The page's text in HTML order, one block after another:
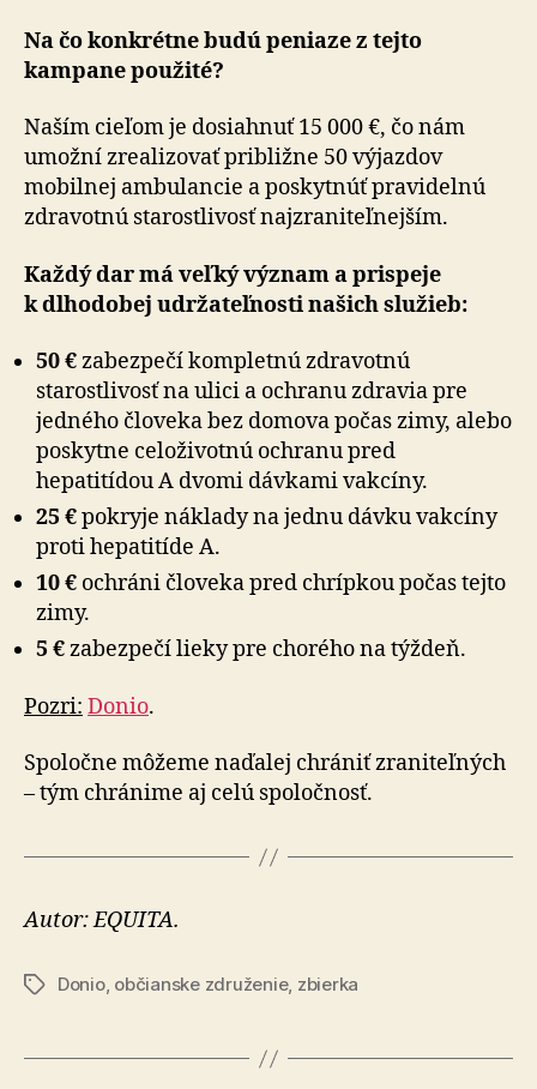
Na čo konkrétne budú peniaze z tejto
kampane použité?
Naším cieľom je dosiahnuť 15 000 €, čo nám
umožní zrealizovať približne 50 výjazdov
mobilnej ambulancie a poskytnúť pravidelnú
zdravotnú starostlivosť naj­zra­ni­teľ­nej­ším.
Každý dar má veľký význam a prispeje
k dlhodobej udržateľnosti našich služieb:
50 €zabezpečí kompletnú zdravotnú
starostlivosť na ulici a ochranu zdravia pre
jedného človeka bez domova počas zimy, alebo
poskytne celoživotnú ochranu pred
hepatitídou A dvomi dávkami vakcíny.
25 €pokryje náklady na jednu dávku vakcíny
proti hepatitíde A.
10 € ochráni človeka pred chrípkou počas tejto
zimy.
5 €zabezpečí lieky pre chorého na týždeň.
Pozri: Donio.
Spoločne môžeme naďalej chrániť zraniteľných
– tým chránime aj celú spoločnosť.
Autor: EQUITA.
Značky
Donio, občianske združenie, zbierka